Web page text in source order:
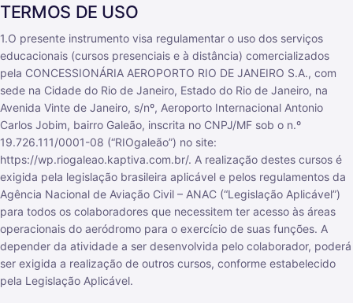
TERMOS DE USO
1.O presente instrumento visa regulamentar o uso dos serviços
educacionais (cursos presenciais e à distância) comercializados
pela CONCESSIONÁRIA AEROPORTO RIO DE JANEIRO S.A., com
sede na Cidade do Rio de Janeiro, Estado do Rio de Janeiro, na
Avenida Vinte de Janeiro, s/nº, Aeroporto Internacional Antonio
Carlos Jobim, bairro Galeão, inscrita no CNPJ/MF sob o n.º
19.726.111/0001-08 (“RIOgaleão”) no site:
https://wp.riogaleao.kaptiva.com.br/. A realização destes cursos é
exigida pela legislação brasileira aplicável e pelos regulamentos da
Agência Nacional de Aviação Civil – ANAC (“Legislação Aplicável”)
para todos os colaboradores que necessitem ter acesso às áreas
operacionais do aeródromo para o exercício de suas funções. A
depender da atividade a ser desenvolvida pelo colaborador, poderá
ser exigida a realização de outros cursos, conforme estabelecido
pela Legislação Aplicável.